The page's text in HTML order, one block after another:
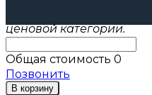
ценовой категории.
Общая стоимость 0
Позвонить
В корзину